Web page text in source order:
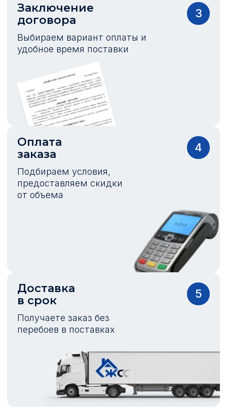
Заключение
договора
Выбираем вариант оплаты и
удобное время поставки
3
Оплата
заказа
Подбираем условия,
предоставляем скидки
от объема
4
Доставка
в срок
Получаете заказ без
перебоев в поставках
5